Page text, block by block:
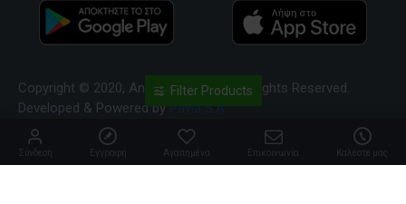
Copyright © 2020, Anavasi Editions, All Rights Reserved.
Developed & Powered byPavla S.A
Σύνδεση Εγγραφή Αγαπημένα Επικοινωνία Καλέστε μας
Filter Products